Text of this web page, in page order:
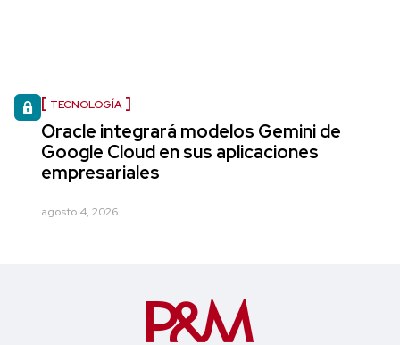
TECNOLOGÍA
Oracle integrará modelos Gemini de
Google Cloud en sus aplicaciones
empresariales
agosto 4, 2026